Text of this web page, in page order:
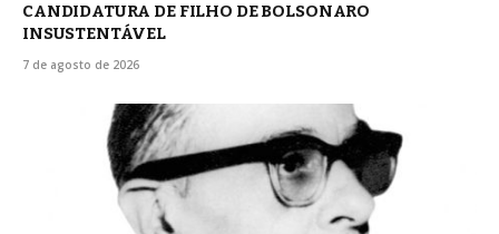
CANDIDATURA DE FILHO DE BOLSONARO
INSUSTENTÁVEL
7 de agosto de 2026